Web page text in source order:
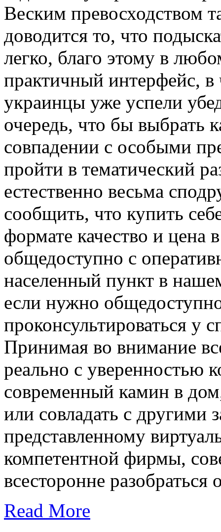
Веским превосходством
доводится то, что
легко, благо этому в
практичный интерфейс,
украинцы уже успели
очередь, что бы выбрать
совпадении с особыми
пройти в тематический
естественно весьма
сообщить, что купить
формате качество и цена
общедоступно с
населенный пункт в
если нужно
проконсультироваться у
Принимая во внимание
реально с уверенностью
современный камин в
или совладать с другими
представленному
компетентной фирмы,
всесторонне
Read More